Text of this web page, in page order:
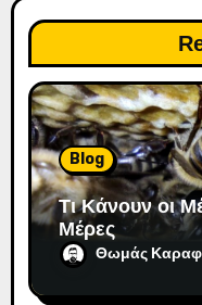
θ
ρ
ω
ν
Blog
Τι Κάνουν οι
Μέρες
Θωμάς